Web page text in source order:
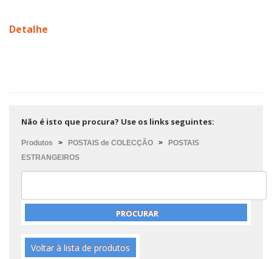
Detalhe
Não é isto que procura? Use os links seguintes:
Produtos > POSTAIS de COLECÇÃO >
POSTAIS
ESTRANGEIROS
Voltar à lista de produtos